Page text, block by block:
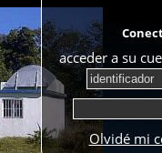
acceder a su
Olvidé mi